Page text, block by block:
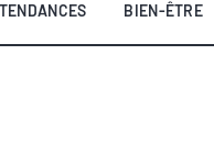
TENDANCES BIEN-ÊTRE